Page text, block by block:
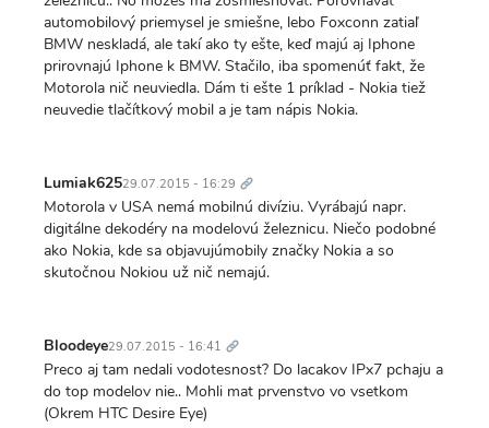
automobilový priemysel je smiešne, lebo Foxconn zatiaľ
BMW neskladá, ale takí ako ty ešte, keď majú aj Iphone
prirovnajú Iphone k BMW. Stačilo, iba spomenúť fakt, že
Motorola nič neuviedla. Dám ti ešte 1 príklad - Nokia tiež
neuvedie tlačítkový mobil a je tam nápis Nokia.
Lumiak62529.07.2015 - 16:29 odkaz
Motorola v USA nemá mobilnú divíziu. Vyrábajú napr.
digitálne dekodéry na modelovú železnicu. Niečo podobné
ako Nokia, kde sa objavujúmobily značky Nokia a so
skutočnou Nokiou už nič nemajú.
Bloodeye29.07.2015 - 16:41 odkaz
Preco aj tam nedali vodotesnost? Do lacakov IPx7 pchaju a
do top modelov nie.. Mohli mat prvenstvo vo vsetkom
(Okrem HTC Desire Eye)